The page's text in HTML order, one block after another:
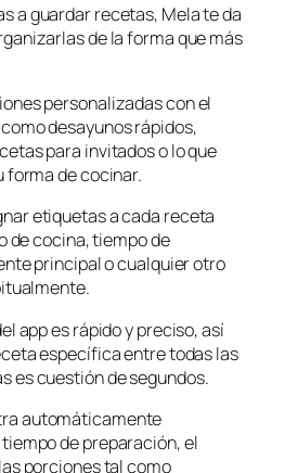
a guardar recetas, Mela te da
de la forma que más
personalizadas con el
desayunos rápidos,
para invitados o lo que
forma de cocinar.
etiquetas a cada receta
de cocina, tiempo de
principal o cualquier otro
app es rápido y preciso, así
específica entre todas las
es cuestión de segundos.
automáticamente
de preparación, el
porciones tal como